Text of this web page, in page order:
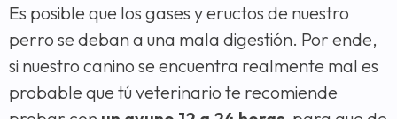
Es posible que los gases y eructos de nuestro
perro se deban a una mala digestión. Por ende,
si nuestro canino se encuentra realmente mal es
probable que tú veterinario te recomiende